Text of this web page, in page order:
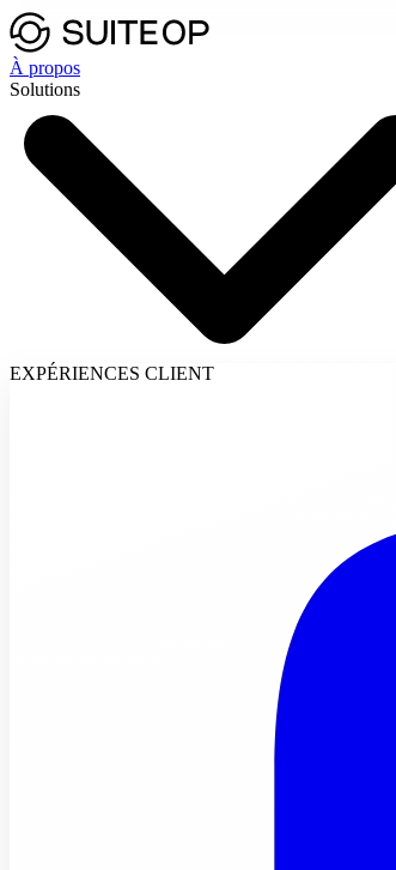
À propos
Solutions
EXPÉRIENCES CLIENT